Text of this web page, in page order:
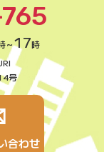
～17時
号
合わせ